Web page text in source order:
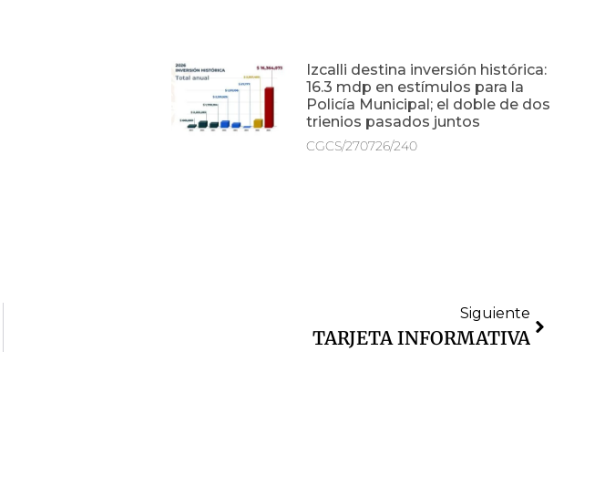
Izcalli destina inversión histórica:
16.3 mdp en estímulos para la
Policía Municipal; el doble de dos
trienios pasados juntos
CGCS/270726/240
Siguiente
TARJETA INFORMATIVA